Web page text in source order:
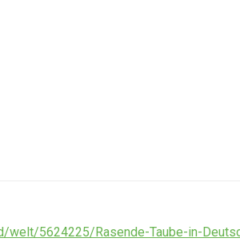
5624225/Rasende-Taube-in-